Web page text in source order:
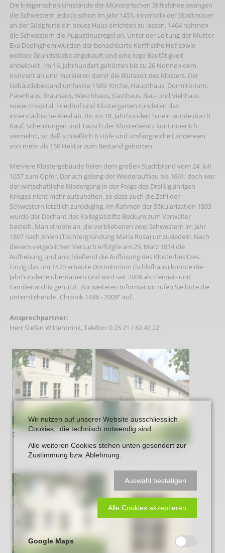
Die kriegerischen Umstände der Münsterischen Stiftsfehde zwangen
die Schwestern jedoch schon im Jahr 1451, innerhalb der Stadtmauer
an der Südpforte ein neues Haus errichten zu lassen. 1464 nahmen
die Schwestern die Augustinusregel an. Unter der Leitung der Mutter
Eva Dedinghem wurden der benachbarte Korff´sche Hof sowie
weitere Grundstücke angekauft und eine rege Bautätigkeit
entwickelt. Im 16. Jahrhundert gehörten bis zu 26 Nonnen dem
Konvent an und markieren damit die Blütezeit des Klosters. Der
Gebäudebestand umfasste 1589: Kirche, Haupthaus, Dormitorium,
Paterhaus, Brauhaus, Waschhaus, Gasthaus, Bau- und Viehhaus
sowie Hospital. Friedhof und Klostergarten rundeten das
innerstädtische Areal ab. Bis ins 18. Jahrhundert hinein wurde durch
Kauf, Schenkungen und Tausch der Klosterbesitz kontinuierlich
vermehrt, so daß schließlich 6 Höfe und umfangreiche Ländereien
von mehr als 150 Hektar zum Bestand gehörten.
Mehrere Klostergebäude fielen dem großen Stadtbrand vom 24. Juli
1657 zum Opfer. Danach gelang der Wiederaufbau bis 1661; doch war
der wirtschaftliche Niedergang in der Folge des Dreißigjährigen
Krieges nicht mehr aufzuhalten, so dass auch die Zahl der
Schwestern letztlich zurückging. Im Rahmen der Säkularisation 1803
wurde der Dechant des Kollegiatstifts Beckum zum Verwalter
bestellt. Man strebte an, die verbliebenen zwei Schwestern im Jahr
1807 nach Ahlen (Tochtergründung Maria Rosa) umzusiedeln. Nach
diesem vergeblichen Versuch erfolgte am 29. März 1814 die
Aufhebung und anschließend die Auflösung des Klosterbesitzes.
Einzig das um 1470 erbaute Dormitorium (Schlafhaus) konnte die
Jahrhunderte überdauern und wird seit 2009 als Heimat- und
Familienarchiv genutzt. Zur weiteren Information rufen Sie bitte die
untenstehende „Chronik 1446 - 2009“ auf.
Ansprechpartner:
Herr Stefan Wittenbrink, Telefon: 0 25 21 / 82 42 22.
Dormitorium 4
Dormitorium Aussenansicht 1
Aussenansicht
Wir nutzen auf unserer Website ausschliesslich
Cookies, die technisch notwendig sind.
Alle weiteren Cookies stehen unten gesondert zur
Zustimmung bzw. Ablehnung.
Auswahl bestätigen
Alle Cookies akzeptieren
Google Maps